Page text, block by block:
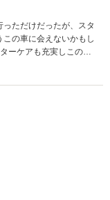
ただけだったが、スタ
の車に会えないかもし
ーケアも充実しこのデ